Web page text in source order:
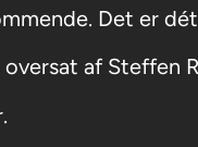
Det er
af Steffen